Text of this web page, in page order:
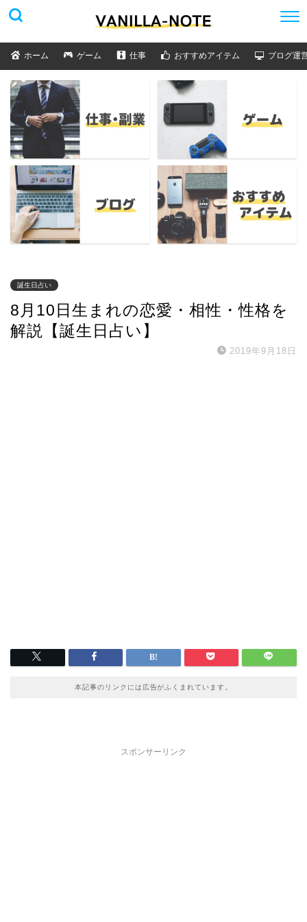
ホーム ゲーム 仕事 おすすめアイテム ブログ運
誕生日占い
8月10日生まれの恋愛・相性・性格を
解説【誕生日占い】
2019年9月18日
本記事のリンクには広告がふくまれています。
スポンサーリンク